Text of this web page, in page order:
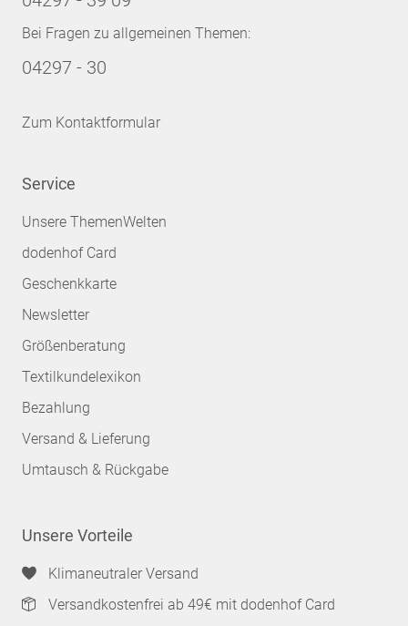
Bei Fragen zu allgemeinen Themen:
04297 - 30
Zum Kontaktformular
Service
Unsere ThemenWelten
dodenhof Card
Geschenkkarte
Newsletter
Größenberatung
Textilkundelexikon
Bezahlung
Versand & Lieferung
Umtausch & Rückgabe
Unsere Vorteile
Klimaneutraler Versand
Versandkostenfrei ab 49€ mit dodenhof Card